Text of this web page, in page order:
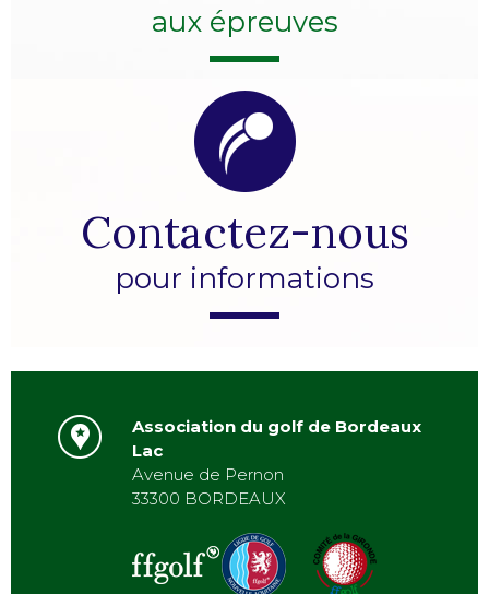
aux épreuves
Contactez-nous
pour informations
Association du golf de Bordeaux
Lac
Avenue de Pernon
33300 BORDEAUX